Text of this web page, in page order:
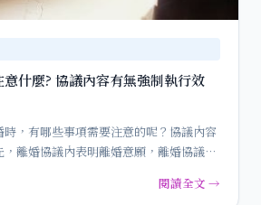
什麼? 協議內容有無強制執行效
，有哪些事項需要注意的呢？協議內容
離婚協議內表明離婚意願，離婚協議書
閱讀全文 →